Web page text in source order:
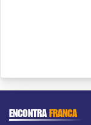
ENCONTRAFRANCA